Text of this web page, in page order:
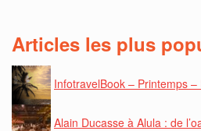
Articles les plus
InfotravelBook – Printemps –
Alain Ducasse à Alula : de